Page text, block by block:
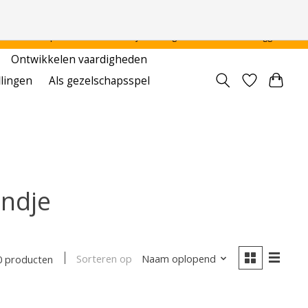
Ontwikkelen vaardigheden
Als gezelschapsspel
producten Sorteren op Naam oplopend